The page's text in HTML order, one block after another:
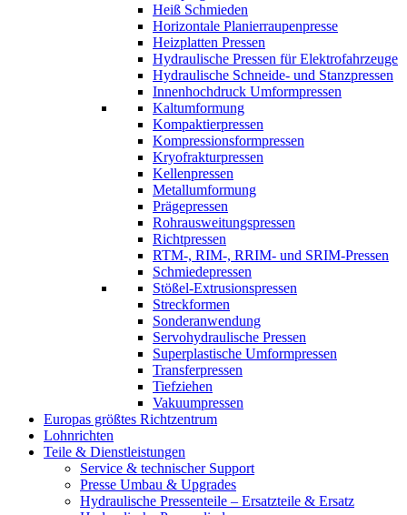
Heiß Schmieden
Horizontale Planierraupenpresse
Heizplatten Pressen
Hydraulische Pressen für Elektrofahrzeuge
Hydraulische Schneide- und Stanzpressen
Innenhochdruck Umformpressen
Kaltumformung
Kompaktierpressen
Kompressionsformpressen
Kryofrakturpressen
Kellenpressen
Metallumformung
Prägepressen
Rohrausweitungspressen
Richtpressen
RTM-, RIM-, RRIM- und SRIM-Pressen
Schmiedepressen
Stößel-Extrusionspressen
Streckformen
Sonderanwendung
Servohydraulische Pressen​
Superplastische Umformpressen
Transferpressen
Tiefziehen
Vakuumpressen
Europas größtes Richtzentrum
Lohnrichten
Teile & Dienstleistungen
Service & technischer Support
Presse Umbau & Upgrades
Hydraulische Pressenteile – Ersatzteile & Ersatz